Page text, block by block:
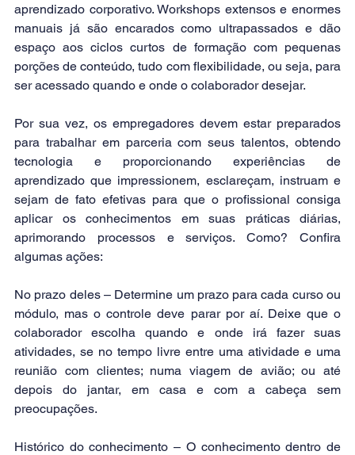
aprendizado corporativo. Workshops extensos e enormes
manuais já são encarados como ultrapassados e dão
espaço aos ciclos curtos de formação com pequenas
porções de conteúdo, tudo com flexibilidade, ou seja, para
ser acessado quando e onde o colaborador desejar.
Por sua vez, os empregadores devem estar preparados
para trabalhar em parceria com seus talentos, obtendo
tecnologia e proporcionando experiências de
aprendizado que impressionem, esclareçam, instruam e
sejam de fato efetivas para que o profissional consiga
aplicar os conhecimentos em suas práticas diárias,
aprimorando processos e serviços. Como? Confira
algumas ações:
No prazo deles – Determine um prazo para cada curso ou
módulo, mas o controle deve parar por aí. Deixe que o
colaborador escolha quando e onde irá fazer suas
atividades, se no tempo livre entre uma atividade e uma
reunião com clientes; numa viagem de avião; ou até
depois do jantar, em casa e com a cabeça sem
preocupações.
Histórico do conhecimento – O conhecimento dentro de